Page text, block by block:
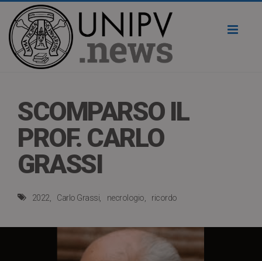
SCOMPARSO IL
PROF. CARLO
GRASSI
2022 Carlo Grassi necrologio ricordo